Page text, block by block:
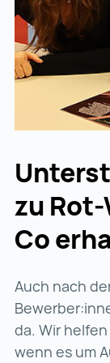
zu
Co
Auch nach
da. Wir
wenn es um